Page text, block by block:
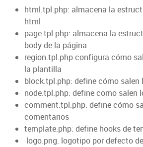
html.tpl.php: almacena la
html
page.tpl.php: almacena la
body de la página
region.tpl.php configura cómo
la plantilla
block.tpl.php: define cómo salen
node.tpl.php: define como salen
comment.tpl.php: define cómo
comentarios
template.php: define hooks de
logo.png. logotipo por defecto